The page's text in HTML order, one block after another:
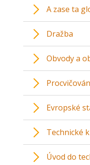
A zase ta
Dražba
Obvody a
Evropské
Technické
Úvod do